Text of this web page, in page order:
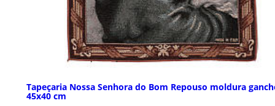
Tapeçaria Nossa Senhora do Bom Repouso moldura
45x40 cm